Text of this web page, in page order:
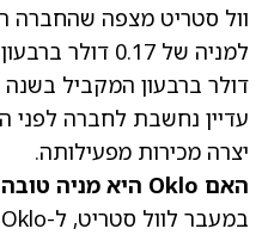
וול סטריט מצפה שהחברה
למניה של 0.17 דולר ברבעון הרביעי 2025
עדיין נחשבת לחברה לפני
יצרה מכירות מפעילותה.
האם Oklo היא מניה טובה לקנייה?